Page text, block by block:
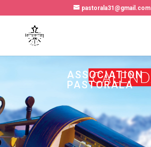
pastorala31@gmail.com
ASSOCIATION
PASTORALA